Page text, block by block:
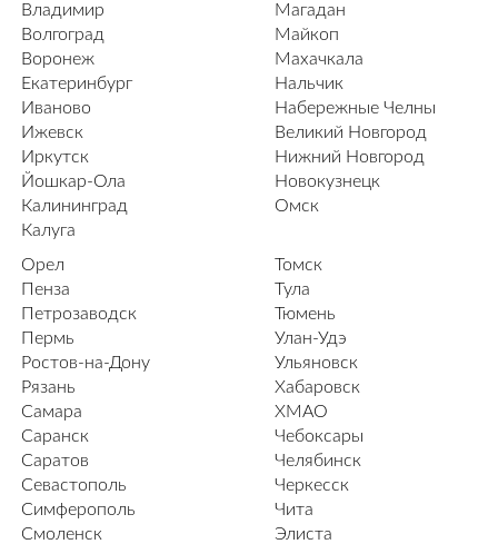
Владимир
Волгоград
Воронеж
Екатеринбург
Иваново
Ижевск
Иркутск
Йошкар-Ола
Калининград
Калуга
Магадан
Майкоп
Махачкала
Нальчик
Набережные Челны
Великий Новгород
Нижний Новгород
Новокузнецк
Омск
Орел
Пенза
Петрозаводск
Пермь
Ростов-на-Дону
Рязань
Самара
Саранск
Саратов
Севастополь
Симферополь
Смоленск
Томск
Тула
Тюмень
Улан-Удэ
Ульяновск
Хабаровск
ХМАО
Чебоксары
Челябинск
Черкесск
Чита
Элиста